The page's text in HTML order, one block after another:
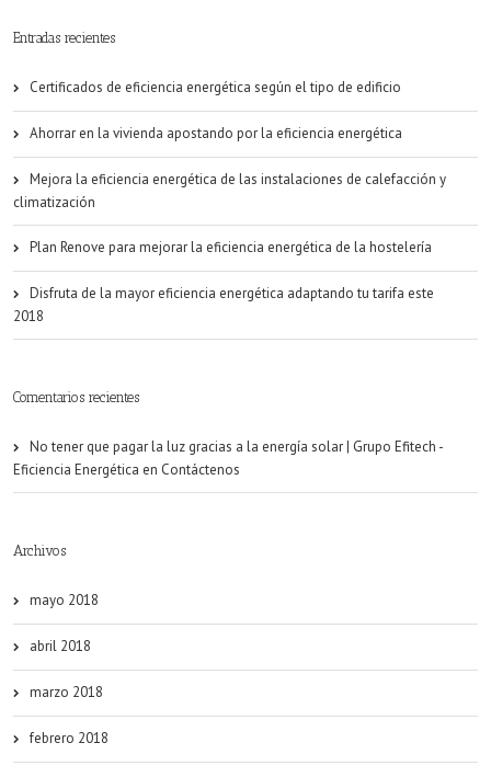
factura
de
la
Entradas recientes
Certificados de eficiencia energética según el tipo de edificio
Ahorrar en la vivienda apostando por la eficiencia energética
Mejora la eficiencia energética de las instalaciones de calefacción y
climatización
Plan Renove para mejorar la eficiencia energética de la hostelería
Disfruta de la mayor eficiencia energética adaptando tu tarifa este
2018
Comentarios recientes
No tener que pagar la luz gracias a la energía solar | Grupo Efitech -
Eficiencia Energética en Contáctenos
Archivos
mayo 2018
abril 2018
marzo 2018
febrero 2018